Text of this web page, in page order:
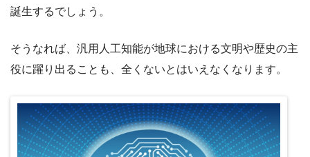
誕生するでしょう。
そうなれば、汎用人工知能が地球における文明や歴史の主
役に躍り出ることも、全くないとはいえなくなります。